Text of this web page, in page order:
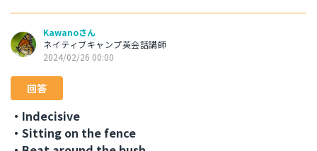
Kawanoさん
ネイティブキャンプ英会話講師
2024/02/26 00:00
回答
・Indecisive
・Sitting on the fence